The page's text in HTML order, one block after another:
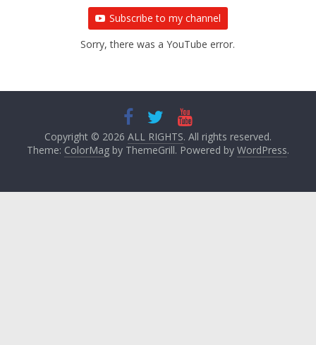
Subscribe to my channel
Sorry, there was a YouTube error.
Copyright © 2026 ALL RIGHTS. All rights reserved.
Theme: ColorMagby ThemeGrill. Powered by WordPress.